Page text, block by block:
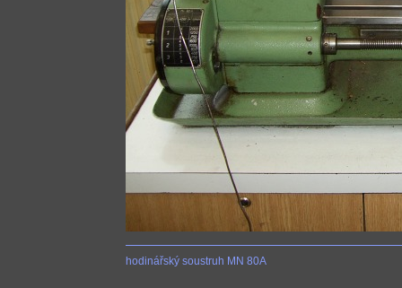
hodinářský soustruh MN 80A